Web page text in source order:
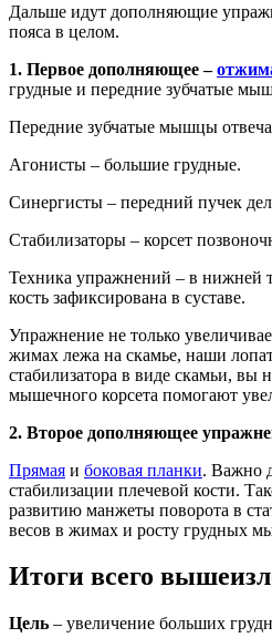
Дальше идут дополняющие
пояса в целом.
1. Первое дополняющее –
грудные и передние зубчатые
Передние зубчатые мышцы
Агонисты – большие грудные.
Синергисты – передний пучек
Стабилизаторы – корсет
Техника упражнений – в нижней
кость зафиксирована в суставе.
Упражнение не только
жимах лежа на скамье, наши
стабилизатора в виде скамьи, вы
мышечного корсета помогают
2. Второе дополняющее
Прямая и боковая планки. Важно
стабилизации плечевой кости.
развитию манжеты поворота в
весов в жимах и росту грудных
Итоги всего
Цель – увеличение больших